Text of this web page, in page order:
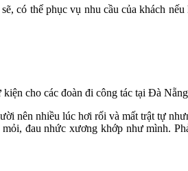
có thể phục vụ nhu cầu của khách
cho các đoàn đi công tác tại Đà
nên nhiều lúc hơi rối và mất trật tự
đau nhức xương khớp như mình.